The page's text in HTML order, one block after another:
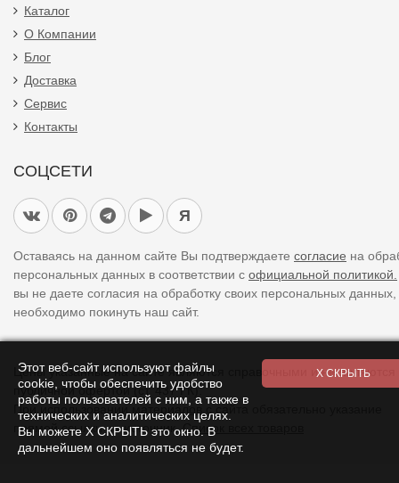
Каталог
О Компании
Блог
Доставка
Сервис
Контакты
СОЦСЕТИ
Я
Оставаясь на данном сайте Вы подтверждаете согласие на
персональных данных в соответствии с официальной политикой.
вы не даете согласия на обработку своих персональных
необходимо покинуть наш сайт.
Цены указанные на сайте являются справочными и не являются
публичной офертой (ст. 437 ГК).
При использовании
материалов
прямой ссылки на источник.Список всех товаров
Этот веб-сайт используют файлы
cookie, чтобы обеспечить удобство
работы пользователей с ним, а также в
технических и аналитических целях.
Вы можете Х СКРЫТЬ это окно. В
дальнейшем оно появляться не будет.